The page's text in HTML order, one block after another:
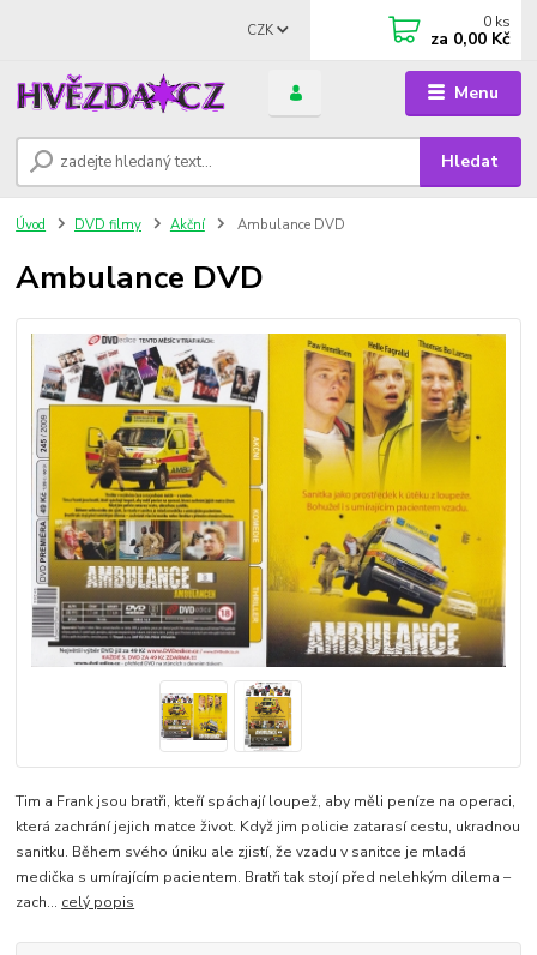
Menu
CZK
Hledat
0 ks
za 0,00 Kč
Úvod DVD filmy Akční Ambulance DVD
Ambulance DVD
Tim a Frank jsou bratři, kteří spáchají loupež, aby měli peníze na operaci,
která zachrání jejich matce život. Když jim policie zatarasí cestu, ukradnou
sanitku. Během svého úniku ale zjistí, že vzadu v sanitce je mladá
medička s umírajícím pacientem. Bratři tak stojí před nelehkým dilema –
zach... celý popis